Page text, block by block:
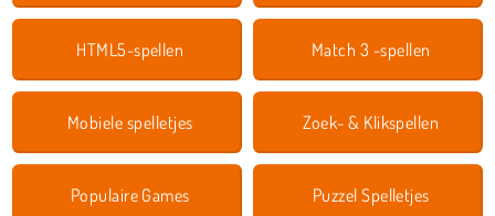
HTML5-spellen Match 3 -spellen
Mobiele spelletjes Zoek- & Klikspellen
Populaire Games Puzzel Spelletjes